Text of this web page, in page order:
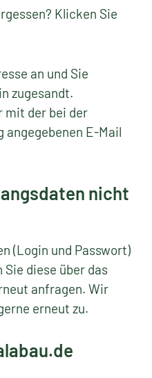
Klicken Sie
an und Sie
zugesandt.
mit der bei der
E-Mail
nicht
(Login und Passwort)
diese über das
anfragen. Wir
erneut zu.